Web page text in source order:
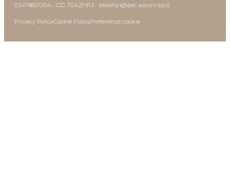
03478821204 · CD T04ZHR3 · belief.srl@pec.ascom.bo.it
Privacy PolicyCookie PolicyPreferenze cookie